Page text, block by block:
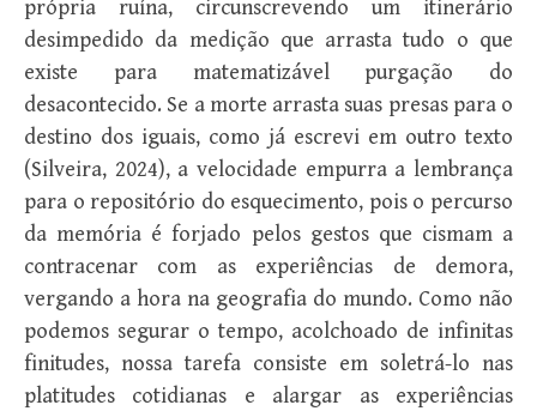
própria ruína, circunscrevendo um itinerário
desimpedido da medição que arrasta tudo o que
existe para matematizável purgação do
desacontecido. Se a morte arrasta suas presas para o
destino dos iguais, como já escrevi em outro texto
(Silveira, 2024), a velocidade empurra a lembrança
para o repositório do esquecimento, pois o percurso
da memória é forjado pelos gestos que cismam a
contracenar com as experiências de demora,
vergando a hora na geografia do mundo. Como não
podemos segurar o tempo, acolchoado de infinitas
finitudes, nossa tarefa consiste em soletrá-lo nas
platitudes cotidianas e alargar as experiências